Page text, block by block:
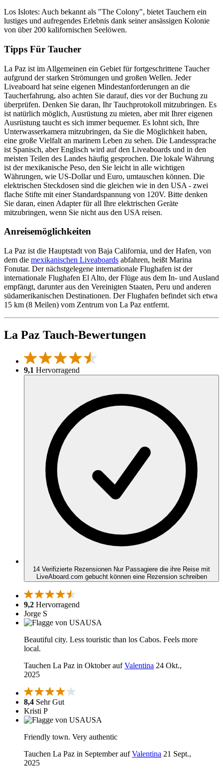
Los Islotes: Auch bekannt als "The Colony", bietet Tauchern ein
lustiges und aufregendes Erlebnis dank seiner ansässigen Kolonie
von über 200 kalifornischen Seelöwen.
Tipps Für Taucher
La Paz ist im Allgemeinen ein Gebiet für fortgeschrittene Taucher
aufgrund der starken Strömungen und großen Wellen. Jeder
Liveaboard hat seine eigenen Mindestanforderungen an die
Taucherfahrung, also achten Sie darauf, dies vor der Buchung zu
überprüfen. Denken Sie daran, Ihr Tauchprotokoll mitzubringen. Es
ist natürlich möglich, Ausrüstung zu mieten, aber mit Ihrer eigenen
Ausrüstung taucht es sich immer bequemer. Es lohnt sich, Ihre
Unterwasserkamera mitzubringen, da Sie die Möglichkeit haben,
eine große Vielfalt an marinem Leben zu sehen. Die Landessprache
ist Spanisch, aber Englisch wird auf den Liveaboards und in den
meisten Teilen des Landes häufig gesprochen. Die lokale Währung
ist der mexikanische Peso, den Sie leicht in alle wichtigen
Währungen, wie US-Dollar und Euro, umtauschen können. Die
elektrischen Steckdosen sind die gleichen wie in den USA - zwei
flache Stifte mit einer Standardspannung von 120V. Bitte denken
Sie daran, einen Adapter für all Ihre elektrischen Geräte
mitzubringen, wenn Sie nicht aus den USA reisen.
Anreisemöglichkeiten
La Paz ist die Hauptstadt von Baja California, und der Hafen, von
dem die mexikanischen Liveaboards abfahren, heißt Marina
Fonutar. Der nächstgelegene internationale Flughafen ist der
internationale Flughafen El Alto, der Flüge aus dem In- und Ausland
empfängt, darunter aus den Vereinigten Staaten, Peru und anderen
südamerikanischen Destinationen. Der Flughafen befindet sich etwa
15 km (8 Meilen) vom Zentrum von La Paz entfernt.
La Paz Tauch-Bewertungen
9,1 Hervorragend
14 Verifizierte Rezensionen Nur Passagiere die ihre Reise mit
LiveAboard.com gebucht können eine Rezension schreiben
9,2 Hervorragend
Jorge S
USA
Beautiful city. Less touristic than los Cabos. Feels more
local.
Tauchen La Paz in Oktober aufValentina 24 Okt.,
2025
8,4 Sehr Gut
Kristi P
USA
Friendly town. Very authentic
Tauchen La Paz in September aufValentina 21 Sept.,
2025